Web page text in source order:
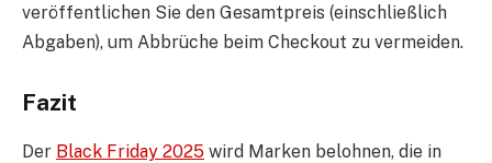
veröffentlichen Sie den Gesamtpreis (einschließlich
Abgaben), um Abbrüche beim Checkout zu vermeiden.
Fazit
Der Black Friday 2025 wird Marken belohnen, die in